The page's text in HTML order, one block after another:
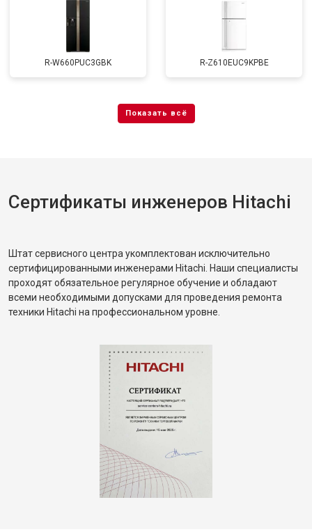
R-W660PUC3GBK R-Z610EUC9KPBE
Сертификаты инженеров Hitachi
Штат сервисного центра укомплектован исключительно
сертифицированными инженерами Hitachi. Наши специалисты
проходят обязательное регулярное обучение и обладают
всеми необходимыми допусками для проведения ремонта
техники Hitachi на профессиональном уровне.